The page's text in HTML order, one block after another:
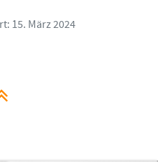
15. März 2024